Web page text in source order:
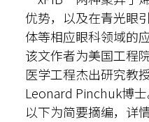
优势，以及在青光眼
体等相应眼科领域的
该文作者为美国工程
医学工程杰出研究教
Leonard Pinchuk博士
以下为简要摘编，详